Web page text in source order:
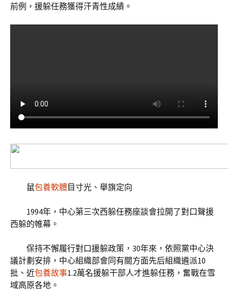
前例，援躲任務獲得汗青性成績。
鼠包養軟體目寸光、舉旗定向
1994年，中心第三次西躲任務座談會拉開了對口聲援
西躲的帷幕。
保持不懈履行對口援躲政策，30年來，依照黨中心決
議計劃安排，中心組織部會同有關方面先后組織遴派10
批、近包養故事1.2萬名援躲干部人才進躲任務，奮戰在雪
域高原各地。